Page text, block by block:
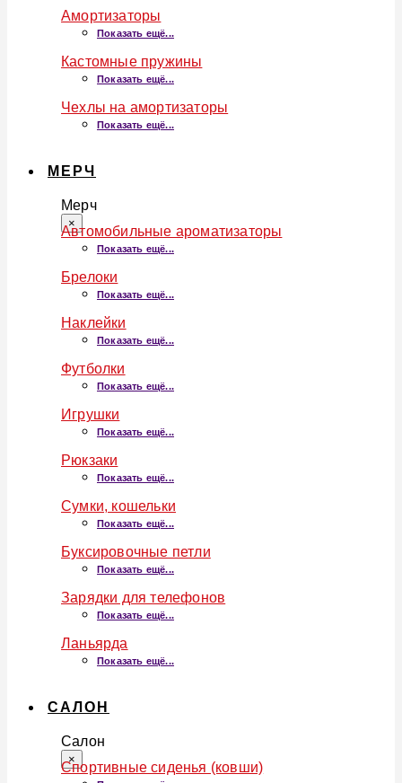
Амортизаторы
Показать ещё...
Кастомные пружины
Показать ещё...
Чехлы на амортизаторы
Показать ещё...
МЕРЧ
Мерч
×
Автомобильные ароматизаторы
Показать ещё...
Брелоки
Показать ещё...
Наклейки
Показать ещё...
Футболки
Показать ещё...
Игрушки
Показать ещё...
Рюкзаки
Показать ещё...
Сумки, кошельки
Показать ещё...
Буксировочные петли
Показать ещё...
Зарядки для телефонов
Показать ещё...
Ланьярда
Показать ещё...
САЛОН
Салон
×
Спортивные сиденья (ковши)